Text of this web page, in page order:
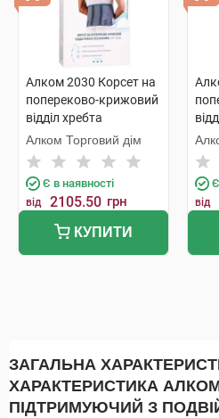
Алком 2030 Корсет на
попереково-крижовий
відділ хребта
(посилений) розмір 2 1
шт
Алком Торговий дім
Є в наявності
від 2105.50 грн
КУПИТИ
шт
від
ЗАГАЛЬНА
ХАРАКТЕРИСТИКА
ПІДТРИМУЮЧИЙ З